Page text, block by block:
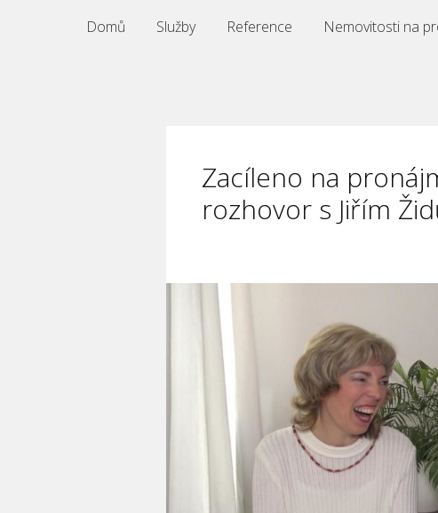
Domů Služby Reference Nemovitosti na
Zacíleno na
rozhovor s Jiřím